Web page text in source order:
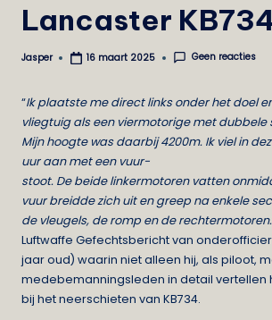
Lancaster
Geplaatst
Jasper 16 maart 2025 Geen reacties
“Ik plaatste me direct links onder het doel
vliegtuig als een viermotorige met dubbele
Mijn hoogte was daarbij 4200m. Ik viel in
uur aan met een vuur-
stoot. De beide linkermotoren vatten
vuur breidde zich uit en greep na enkele
de vleugels, de romp en de rechtermotoren.
Luftwaffe Gefechtsbericht van
jaar oud) waarin niet alleen hij, als piloot,
medebemanningsleden in detail vertellen
bij het neerschieten van KB734.